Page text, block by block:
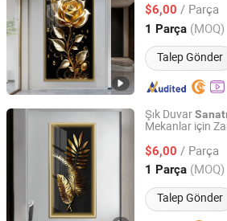
$6,00 / Parça
1 Parça (MOQ)
Talep Gönder
Zhejiang, China Fiyat
Şık DuvarSanatı
Mekanlar için
$6,00 / Parça
1 Parça (MOQ)
Talep Gönder
Yiwu Songyun Household Goods Co.,
Zhejiang, China Fiyat